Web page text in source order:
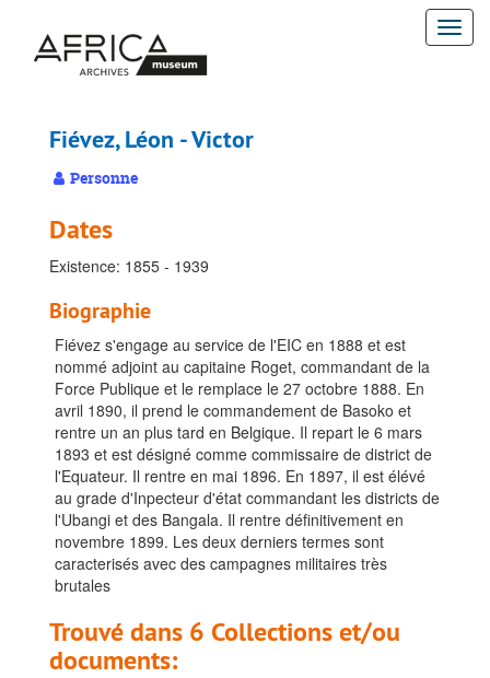
contenu
Fiévez, Léon - Victor
Personne
Dates
Existence: 1855 - 1939
Biographie
Fiévez s'engage au service de l'EIC en 1888 et est
nommé adjoint au capitaine Roget, commandant de la
Force Publique et le remplace le 27 octobre 1888. En
avril 1890, il prend le commandement de Basoko et
rentre un an plus tard en Belgique. Il repart le 6 mars
1893 et est désigné comme commissaire de district de
l'Equateur. Il rentre en mai 1896. En 1897, il est élévé
au grade d'Inpecteur d'état commandant les districts de
l'Ubangi et des Bangala. Il rentre définitivement en
novembre 1899. Les deux derniers termes sont
caracterisés avec des campagnes militaires très
brutales
Trouvé dans 6 Collections et/ou
documents: